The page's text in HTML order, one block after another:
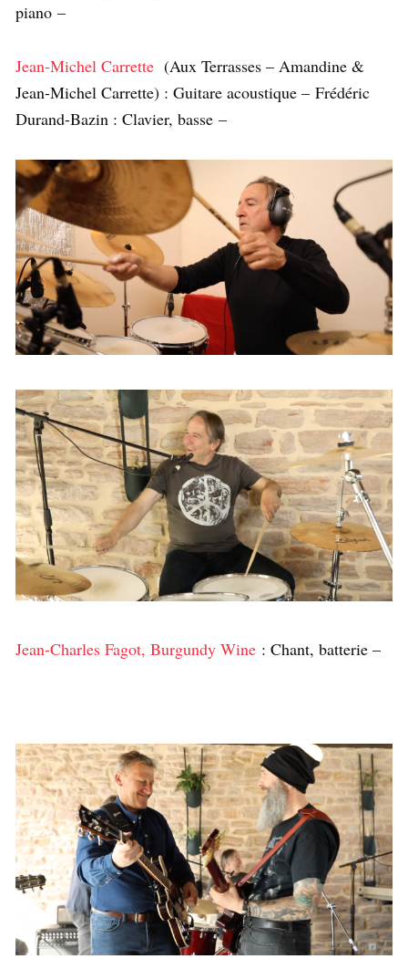
piano –
Jean-Michel Carrette (Aux Terrasses – Amandine &
Jean-Michel Carrette) : Guitare acoustique – Frédéric
Durand-Bazin : Clavier, basse –
Jean-Charles Fagot, Burgundy Wine : Chant, batterie –